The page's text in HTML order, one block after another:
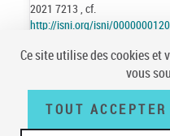
2021 7213 , cf.
http://isni.org/isni/
Notice n° :FRBNF13328009
Mise
Ce site utilise des cookies et
vous
TOUT ACCEPTER